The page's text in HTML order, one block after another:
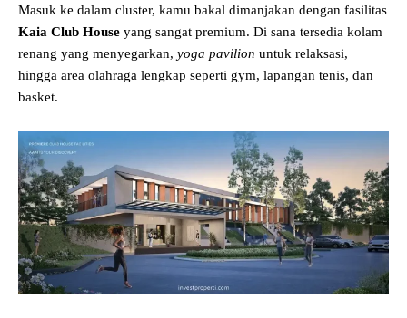
Masuk ke dalam cluster, kamu bakal dimanjakan dengan fasilitas
Kaia Club House yang sangat premium. Di sana tersedia kolam
renang yang menyegarkan, yoga pavilion untuk relaksasi,
hingga area olahraga lengkap seperti gym, lapangan tenis, dan
basket.